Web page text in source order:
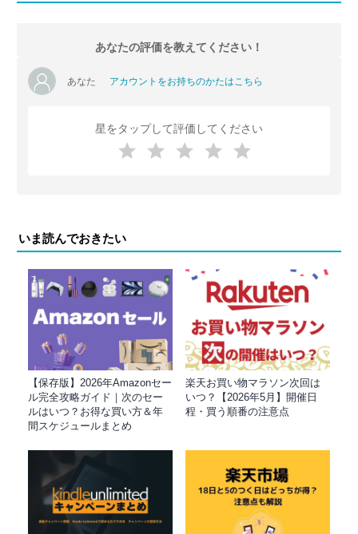
あなたの評価を教えてください！
あなた アカウントをお持ちのかたはこちら
星をタップして評価してください
いま読んでおきたい
【保存版】2026年Amazonセー
ル完全攻略ガイド｜次のセー
ルはいつ？お得な買い方＆年
間スケジュールまとめ
楽天お買い物マラソン次回は
いつ？【2026年5月】開催日
程・買う順番の注意点